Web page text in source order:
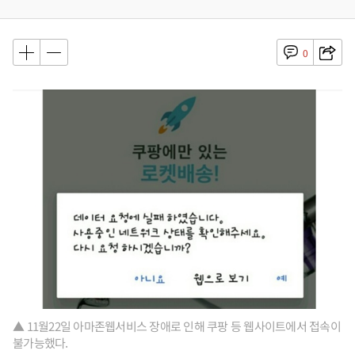
0
▲ 11월22일 아마존웹서비스 장애로 인해 쿠팡 등 웹사이트에서 접속이
불가능했다.